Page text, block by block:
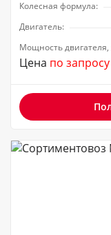
Колесная формула:
Двигатель:
Мощность двигателя,
Цена по запросу